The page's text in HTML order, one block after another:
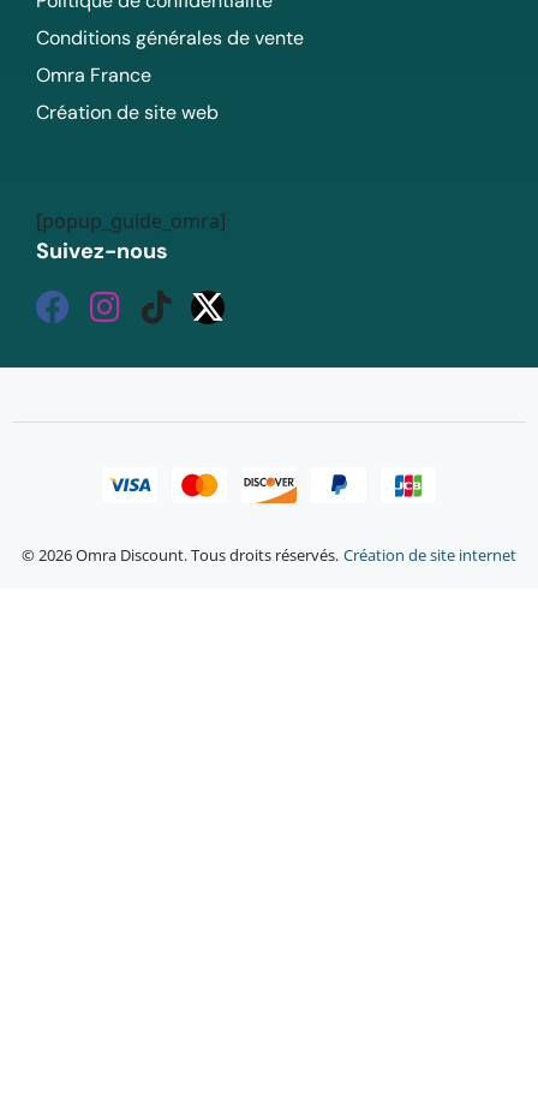
Conditions générales de vente
Omra France
Création de site web
[popup_guide_omra]
Suivez-nous
© 2026 Omra Discount. Tous droits réservés. Création de site internet